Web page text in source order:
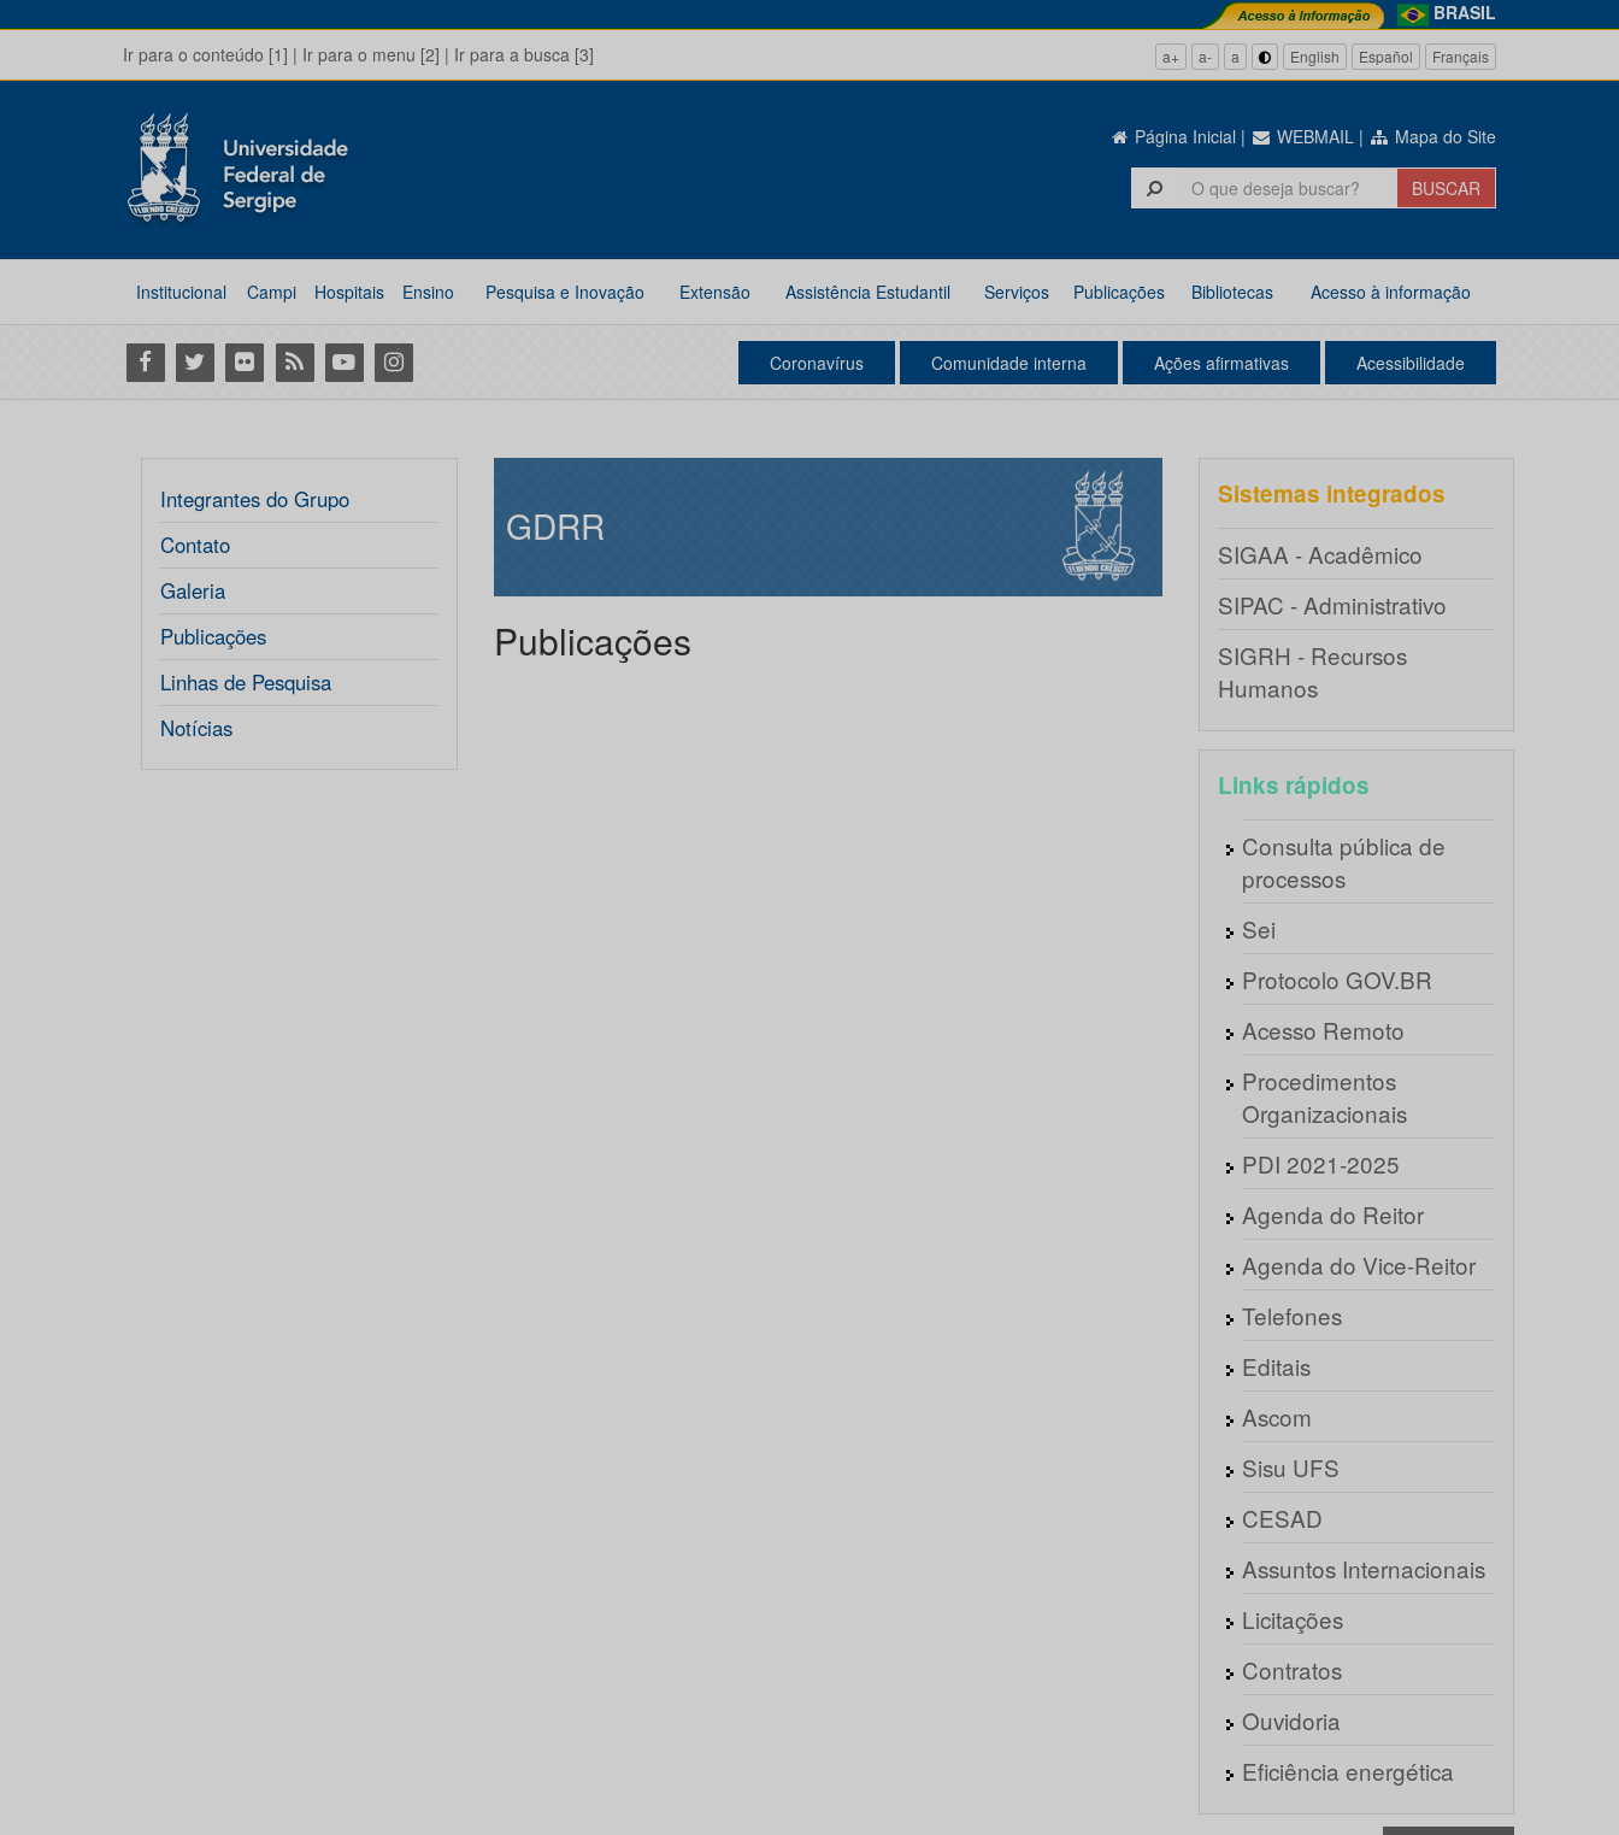
BRASIL
Ir para o conteúdo [1] | Ir para o menu [2] | Ir para a busca [3] a+ a- a English Español Français
Página Inicial | WEBMAIL | Mapa do Site
Institucional Campi Hospitais Ensino Pesquisa e Inovação Extensão Assistência Estudantil Serviços Publicações Bibliotecas Acesso à informação
Facebook
Twitter Flickr RSS YoutubeInstagram Coronavírus Comunidade interna Ações afirmativas Acessibilidade
Integrantes do Grupo
Contato
Galeria
Publicações
Linhas de Pesquisa
Notícias
GDRR
Publicações
Sistemas integrados
SIGAA - Acadêmico
SIPAC - Administrativo
SIGRH - Recursos
Humanos
Links rápidos
Consulta pública de
processos
Sei
Protocolo GOV.BR
Acesso Remoto
Procedimentos
Organizacionais
PDI 2021-2025
Agenda do Reitor
Agenda do Vice-Reitor
Telefones
Editais
Ascom
Sisu UFS
CESAD
Assuntos Internacionais
Licitações
Contratos
Ouvidoria
Eficiência energética